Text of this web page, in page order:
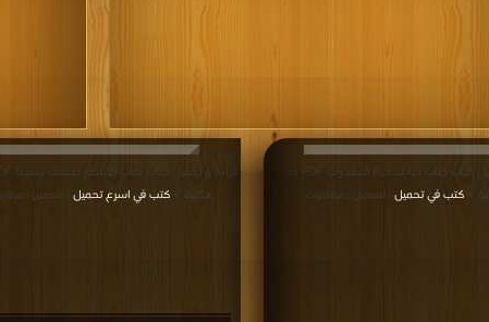
مكتبة >كتب في اسرع تحميل | التحميل : مرة/
قراءة و تحميل كتاب كتاب حياتك حياة المعجزات PDF مجانا |
>كتب في تحميل | التحميل : مرة/مرات